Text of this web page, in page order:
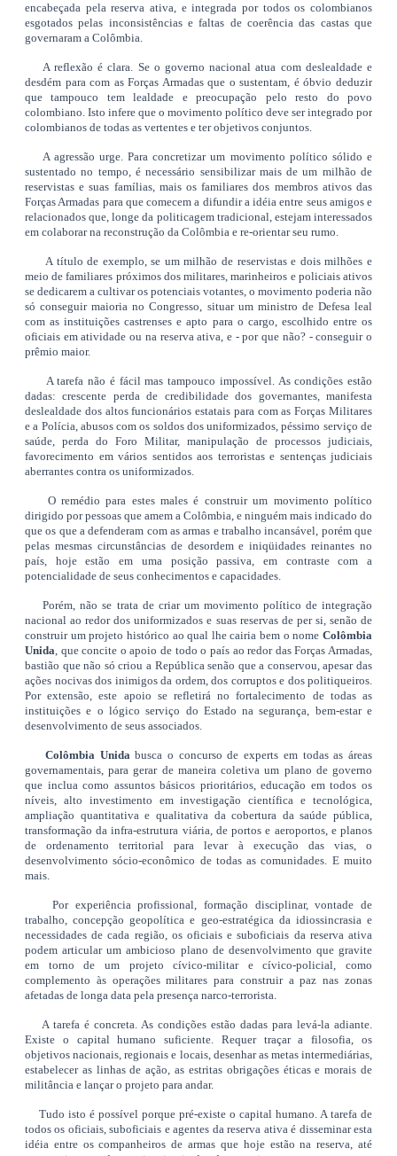
encabeçada pela reserva ativa, e integrada por todos os colombianos
esgotados pelas inconsistências e faltas de coerência das castas que
governaram a Colômbia.
A reflexão é clara. Se o governo nacional atua com deslealdade e
desdém para com as Forças Armadas que o sustentam, é óbvio deduzir
que tampouco tem lealdade e preocupação pelo resto do povo
colombiano. Isto infere que o movimento político deve ser integrado por
colombianos de todas as vertentes e ter objetivos conjuntos.
A agressão urge. Para concretizar um movimento político sólido e
sustentado no tempo, é necessário sensibilizar mais de um milhão de
reservistas e suas famílias, mais os familiares dos membros ativos das
Forças Armadas para que comecem a difundir a idéia entre seus amigos e
relacionados que, longe da politicagem tradicional, estejam interessados
em colaborar na reconstrução da Colômbia e re-orientar seu rumo.
A título de exemplo, se um milhão de reservistas e dois milhões e
meio de familiares próximos dos militares, marinheiros e policiais ativos
se dedicarem a cultivar os potenciais votantes, o movimento poderia não
só conseguir maioria no Congresso, situar um ministro de Defesa leal
com as instituições castrenses e apto para o cargo, escolhido entre os
oficiais em atividade ou na reserva ativa, e - por que não? - conseguir o
prêmio maior.
A tarefa não é fácil mas tampouco impossível. As condições estão
dadas: crescente perda de credibilidade dos governantes, manifesta
deslealdade dos altos funcionários estatais para com as Forças Militares
e a Polícia, abusos com os soldos dos uniformizados, péssimo serviço de
saúde, perda do Foro Militar, manipulação de processos judiciais,
favorecimento em vários sentidos aos terroristas e sentenças judiciais
aberrantes contra os uniformizados.
O remédio para estes males é construir um movimento político
dirigido por pessoas que amem a Colômbia, e ninguém mais indicado do
que os que a defenderam com as armas e trabalho incansável, porém que
pelas mesmas circunstâncias de desordem e iniqüidades reinantes no
país, hoje estão em uma posição passiva, em contraste com a
potencialidade de seus conhecimentos e capacidades.
Porém, não se trata de criar um movimento político de integração
nacional ao redor dos uniformizados e suas reservas de per si, senão de
construir um projeto histórico ao qual lhe cairia bem o nome Colômbia
Unida, que concite o apoio de todo o país ao redor das Forças Armadas,
bastião que não só criou a República senão que a conservou, apesar das
ações nocivas dos inimigos da ordem, dos corruptos e dos politiqueiros.
Por extensão, este apoio se refletirá no fortalecimento de todas as
instituições e o lógico serviço do Estado na segurança, bem-estar e
desenvolvimento de seus associados.
Colômbia Unidabusca o concurso de experts em todas as áreas
governamentais, para gerar de maneira coletiva um plano de governo
que inclua como assuntos básicos prioritários, educação em todos os
níveis, alto investimento em investigação científica e tecnológica,
ampliação quantitativa e qualitativa da cobertura da saúde pública,
transformação da infra-estrutura viária, de portos e aeroportos, e planos
de ordenamento territorial para levar à execução das vias, o
desenvolvimento sócio-econômico de todas as comunidades. E muito
mais.
Por experiência profissional, formação disciplinar, vontade de
trabalho, concepção geopolítica e geo-estratégica da idiossincrasia e
necessidades de cada região, os oficiais e suboficiais da reserva ativa
podem articular um ambicioso plano de desenvolvimento que gravite
em torno de um projeto cívico-militar e cívico-policial, como
complemento às operações militares para construir a paz nas zonas
afetadas de longa data pela presença narco-terrorista.
A tarefa é concreta. As condições estão dadas para levá-la adiante.
Existe o capital humano suficiente. Requer traçar a filosofia, os
objetivos nacionais, regionais e locais, desenhar as metas intermediárias,
estabelecer as linhas de ação, as estritas obrigações éticas e morais de
militância e lançar o projeto para andar.
Tudo isto é possível porque pré-existe o capital humano. A tarefa de
todos os oficiais, suboficiais e agentes da reserva ativa é disseminar esta
idéia entre os companheiros de armas que hoje estão na reserva, até